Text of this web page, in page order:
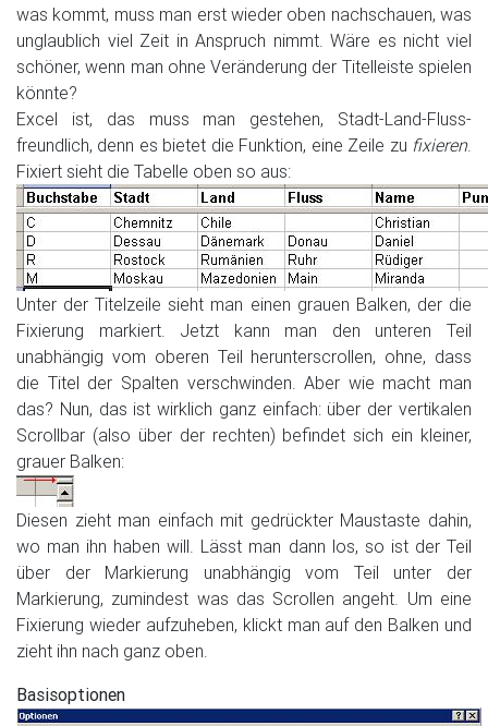
was kommt, muss man erst wieder oben nachschauen, was
unglaublich viel Zeit in Anspruch nimmt. Wäre es nicht viel
schöner, wenn man ohne Veränderung der Titelleiste spielen
könnte?
Excel ist, das muss man gestehen, Stadt-Land-Fluss-
freundlich, denn es bietet die Funktion, eine Zeile zu fixieren.
Fixiert sieht die Tabelle oben so aus:
Unter der Titelzeile sieht man einen grauen Balken, der die
Fixierung markiert. Jetzt kann man den unteren Teil
unabhängig vom oberen Teil herunterscrollen, ohne, dass
die Titel der Spalten verschwinden. Aber wie macht man
das? Nun, das ist wirklich ganz einfach: über der vertikalen
Scrollbar (also über der rechten) befindet sich ein kleiner,
grauer Balken:
Diesen zieht man einfach mit gedrückter Maustaste dahin,
wo man ihn haben will. Lässt man dann los, so ist der Teil
über der Markierung unabhängig vom Teil unter der
Markierung, zumindest was das Scrollen angeht. Um eine
Fixierung wieder aufzuheben, klickt man auf den Balken und
zieht ihn nach ganz oben.
Basisoptionen